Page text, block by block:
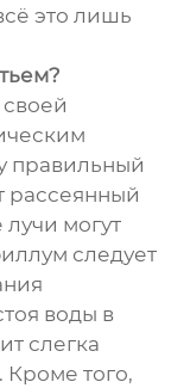
это лишь
правильный
рассеянный
могут
следует
воды в
слегка
того,